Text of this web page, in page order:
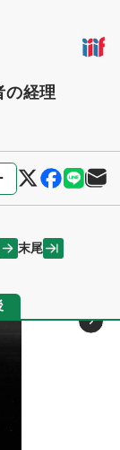
の経理
末尾